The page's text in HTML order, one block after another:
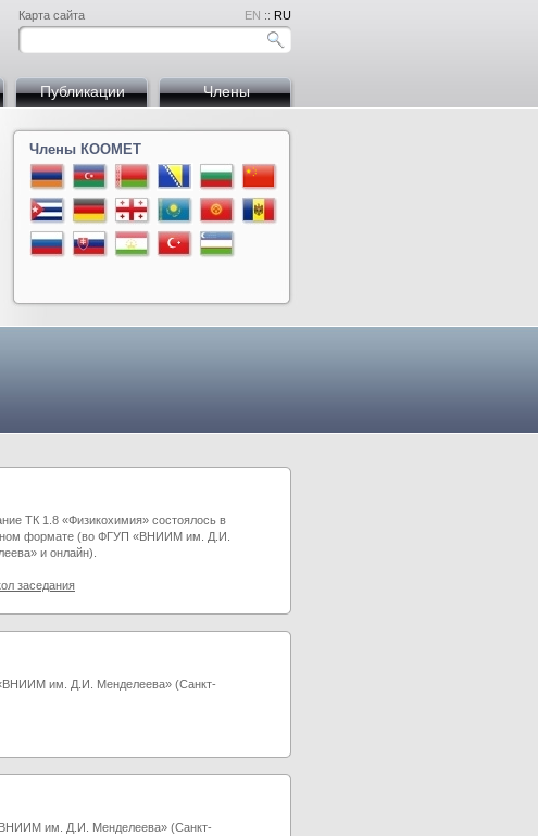
Карта сайта EN :: RU
Публикации Члены
Члены КООМЕТ
Китай
Молдова
ТК 1.8 «Физикохимия» состоялось в
формате (во ФГУП «ВНИИМ им. Д.И.
и онлайн).
заседания
им. Д.И. Менделеева» (Санкт-
им. Д.И. Менделеева» (Санкт-